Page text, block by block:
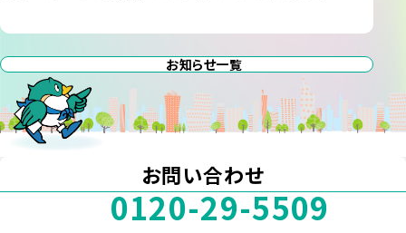
お知らせ一覧
お問い合わせ
0120-29-5509